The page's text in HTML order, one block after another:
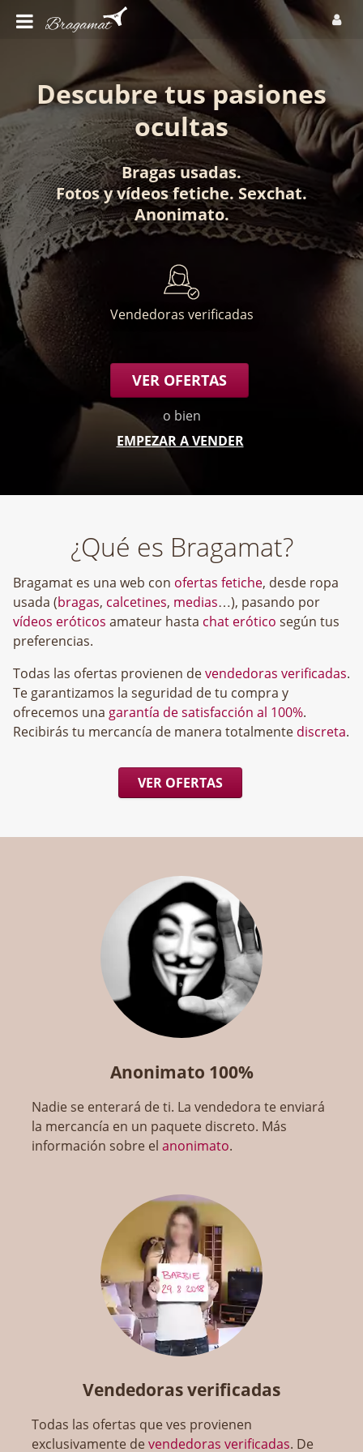
Descubre tus pasiones
ocultas
Bragas usadas.
Fotosyvídeos fetiche. Sexchat.
Anonimato.
Vendedoras verificadas
VER OFERTAS
o bien
EMPEZAR A VENDER
¿Qué es Bragamat?
Bragamat es una web con ofertas fetiche, desde ropa
usada (bragas, calcetines, medias…), pasando por
vídeos eróticos amateur hasta chat erótico según tus
preferencias.
Todas las ofertas provienen devendedoras verificadas.
Te garantizamos la seguridad de tu compra y
ofrecemos una garantía de satisfacción al 100%.
Recibirás tu mercancía de manera totalmente discreta.
VER OFERTAS
Anonimato 100%
Nadie se enterará de ti. La vendedora te enviará
la mercancía en un paquete discreto. Más
información sobre elanonimato.
Vendedoras verificadas
Todas las ofertas que ves provienen
exclusivamente devendedoras verificadas. De